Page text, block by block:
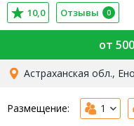
10,0 Отзывы 0
от
Астраханская обл.,
Размещение: 1